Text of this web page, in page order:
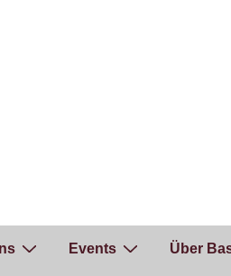
Events Über